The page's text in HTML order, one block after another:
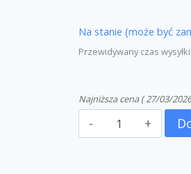
Na stanie (może być
Przewidywany czas
Najniższa cena (27/03/2026